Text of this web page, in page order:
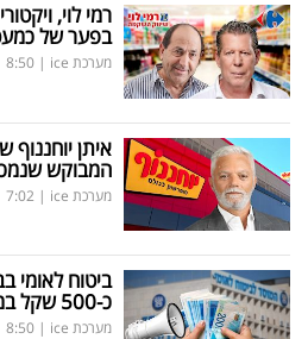
רמי לוי,
בפער של כמעט 1,000
מערכת ice |
8:50
איתן
המבוקש שנמכר ב-199
מערכת ice |
7:02
ביטוח לאומי
כ-500 שקל בממוצע ב-20 באוגוסט
מערכת ice |
8:50